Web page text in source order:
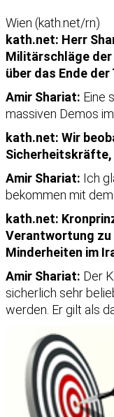
Wien (kath.net/rn)
kath.net: Herr
Militärschläge der
über das Ende der
Amir Shariat: Eine
massiven Demos
kath.net: Wir
Sicherheitskräfte,
Amir Shariat: Ich
bekommen mit
kath.net:
Verantwortung zu
Minderheiten im
Amir Shariat: Der
sicherlich sehr
werden. Er gilt als